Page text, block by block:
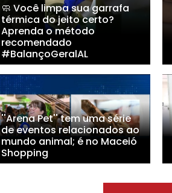
🧼 Você limpa sua garrafa
térmica do jeito certo?
Aprenda o método
recomendado
#BalançoGeralAL
''Arena Pet'' tem uma série
de eventos relacionados ao
mundo animal; é no Maceió
Shopping